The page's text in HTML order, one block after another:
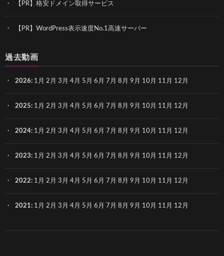
【PR】格安ドメイン取得サービス
【PR】WordPress表示速度No.1高速サーバー
過去動画
2026: 1月 2月 3月 4月 5月 6月 7月 8月 9月 10月 11月 12月
2025: 1月 2月 3月 4月 5月 6月 7月 8月 9月 10月 11月 12月
2024: 1月 2月 3月 4月 5月 6月 7月 8月 9月 10月 11月 12月
2023: 1月 2月 3月 4月 5月 6月 7月 8月 9月 10月 11月 12月
2022: 1月 2月 3月 4月 5月 6月 7月 8月 9月 10月 11月 12月
2021: 1月 2月 3月 4月 5月 6月 7月 8月 9月 10月 11月 12月